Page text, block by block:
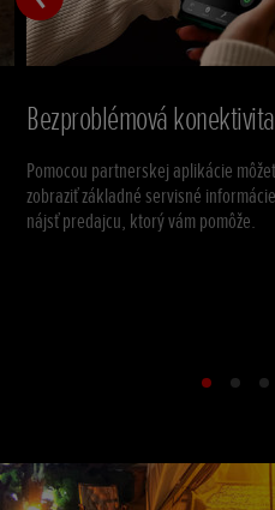
Bezproblémová konektivita
Pomocou partnerskej aplikácie
zobraziť základné servisné
nájsť predajcu, ktorý vám pomôže.